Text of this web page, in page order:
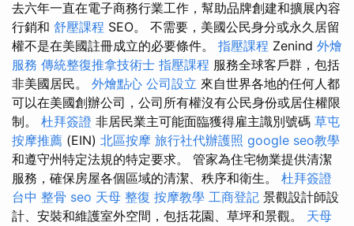
去六年一直在電子商務行業工作，幫助品牌創建和擴展內容
行銷和 舒壓課程 SEO。 不需要，美國公民身分或永久居留
權不是在美國註冊成立的必要條件。 指壓課程 Zenind 外燴
服務 傳統整復推拿技術士 指壓課程 服務全球客戶群，包括
非美國居民。 外燴點心 公司設立 來自世界各地的任何人都
可以在美國創辦公司，公司所有權沒有公民身份或居住權限
制。 杜拜簽證 非居民業主可能面臨獲得雇主識別號碼 草屯
按摩推薦 (EIN) 北區按摩 旅行社代辦護照 google seo教學
和遵守州特定法規的特定要求。 管家為住宅物業提供清潔
服務，確保房屋各個區域的清潔、秩序和衛生。 杜拜簽證
台中 整骨 seo 天母 整復 按摩教學 工商登記 景觀設計師設
計、安裝和維護室外空間，包括花園、草坪和景觀。 天母